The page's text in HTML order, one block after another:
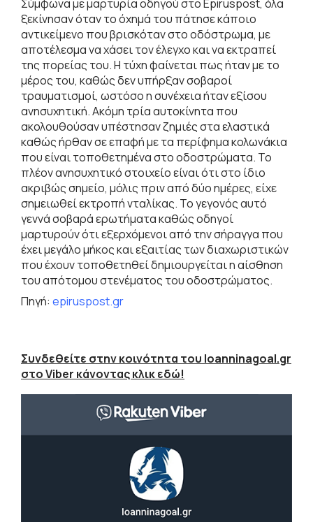
Σύμφωνα με μαρτυρία οδηγού στο Epiruspost, όλα
ξεκίνησαν όταν το όχημά του πάτησε κάποιο
αντικείμενο που βρισκόταν στο οδόστρωμα, με
αποτέλεσμα να χάσει τον έλεγχο και να εκτραπεί
της πορείας του. Η τύχη φαίνεται πως ήταν με το
μέρος του, καθώς δεν υπήρξαν σοβαροί
τραυματισμοί, ωστόσο η συνέχεια ήταν εξίσου
ανησυχητική. Ακόμη τρία αυτοκίνητα που
ακολουθούσαν υπέστησαν ζημιές στα ελαστικά
καθώς ήρθαν σε επαφή με τα περίφημα κολωνάκια
που είναι τοποθετημένα στο οδοστρώματα. Το
πλέον ανησυχητικό στοιχείο είναι ότι στο ίδιο
ακριβώς σημείο, μόλις πριν από δύο ημέρες, είχε
σημειωθεί εκτροπή νταλίκας. Το γεγονός αυτό
γεννά σοβαρά ερωτήματα καθώς οδηγοί
μαρτυρούν ότι εξερχόμενοι από την σήραγγα που
έχει μεγάλο μήκος και εξαιτίας των διαχωριστικών
που έχουν τοποθετηθεί δημιουργείται η αίσθηση
του απότομου στενέματος του οδοστρώματος.
Πηγή: epiruspost.gr
Συνδεθείτε στην κοινότητα του Ioanninagoal.gr
στο Viber κάνοντας κλικ εδώ!